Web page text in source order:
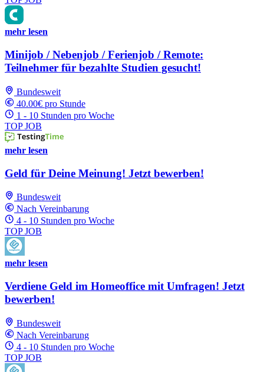
mehr lesen
Minijob / Nebenjob / Ferienjob / Remote:
Teilnehmer für bezahlte Studien gesucht!
Bundesweit
40.00€ pro Stunde
1 - 10 Stunden pro Woche
TOP JOB
mehr lesen
Geld für Deine Meinung! Jetzt bewerben!
Bundesweit
Nach Vereinbarung
4 - 10 Stunden pro Woche
TOP JOB
mehr lesen
Verdiene Geld im Homeoffice mit Umfragen! Jetzt
bewerben!
Bundesweit
Nach Vereinbarung
4 - 10 Stunden pro Woche
TOP JOB